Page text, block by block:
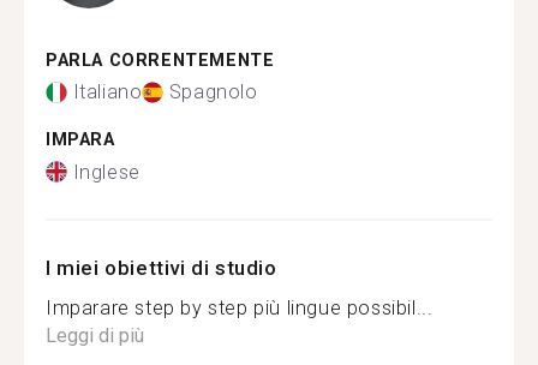
PARLA CORRENTEMENTE
Italiano Spagnolo
IMPARA
Inglese
I miei obiettivi di studio
Imparare step by step più lingue possibil...
Leggi di più